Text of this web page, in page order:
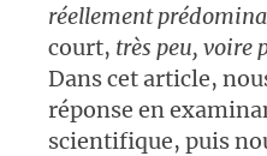
réellement
court, très peu, voire
Dans cet article,
réponse en
scientifique, puis